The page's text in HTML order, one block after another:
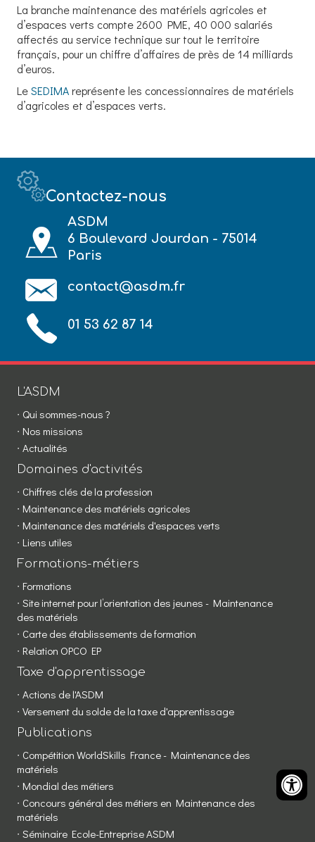
La branche maintenance des matériels agricoles et
d’espaces verts compte 2600 PME, 40 000 salariés
affectés au service technique sur tout le territoire
français, pour un chiffre d’affaires de près de 14 milliards
d’euros.
LeSEDIMAreprésente les concessionnaires de matériels
d’agricoles et d’espaces verts.
Contactez-nous
ASDM
6 Boulevard Jourdan - 75014
Paris
contact@asdm.fr
01 53 62 87 14
L'ASDM
Qui sommes-nous ?
Nos missions
Actualités
Domaines d'activités
Chiffres clés de la profession
Maintenance des matériels agricoles
Maintenance des matériels d'espaces verts
Liens utiles
Formations-métiers
Formations
Site internet pour l’orientation des jeunes - Maintenance
des matériels
Carte des établissements de formation
Relation OPCO EP
Taxe d'apprentissage
Actions de l'ASDM
Versement du solde de la taxe d'apprentissage
Publications
Compétition WorldSkills France - Maintenance des
matériels
Mondial des métiers
Concours général des métiers en Maintenance des
matériels
Séminaire Ecole-Entreprise ASDM